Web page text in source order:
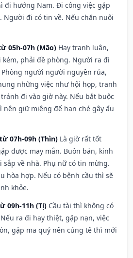
đi hướng Nam. Đi công việc gặp
Người đi có tin về. Nếu chăn nuôi
05h-07h (Mão) Hay tranh luận,
kém, phải đề phòng. Người ra đi
người người nguyền rủa,
những việc như hội họp, tranh
đi vào giờ này. Nếu bắt buộc
nên giữ miệng để hạn ché gây ẩu
07h-09h (Thìn) Là giờ rất tốt
được may mắn. Buôn bán, kinh
về nhà. Phụ nữ có tin mừng.
hòa hợp. Nếu có bệnh cầu thì sẽ
khỏe.
09h-11h (Tị) Cầu tài thì không có
ra đi hay thiệt, gặp nạn, việc
gặp ma quỷ nên cúng tế thì mới